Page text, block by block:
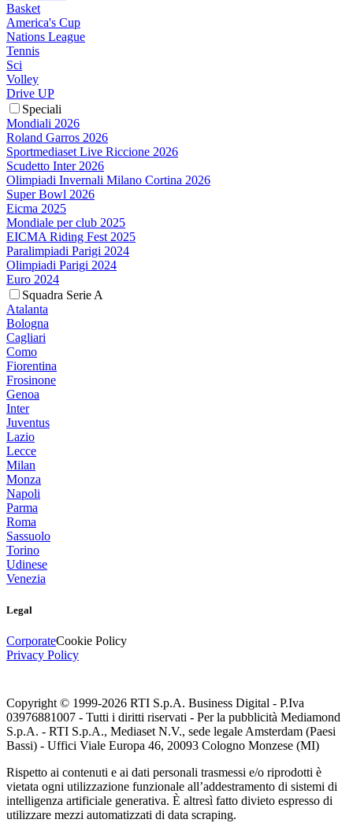
Basket
America's Cup
Nations League
Tennis
Sci
Volley
Drive UP
Speciali
Mondiali 2026
Roland Garros 2026
Sportmediaset Live Riccione 2026
Scudetto Inter 2026
Olimpiadi Invernali Milano Cortina 2026
Super Bowl 2026
Eicma 2025
Mondiale per club 2025
EICMA Riding Fest 2025
Paralimpiadi Parigi 2024
Olimpiadi Parigi 2024
Euro 2024
Squadra Serie A
Atalanta
Bologna
Cagliari
Como
Fiorentina
Frosinone
Genoa
Inter
Juventus
Lazio
Lecce
Milan
Monza
Napoli
Parma
Roma
Sassuolo
Torino
Udinese
Venezia
Legal
CorporateCookie Policy
Privacy Policy
Copyright © 1999-2026 RTI S.p.A. Business Digital - P.Iva
03976881007 - Tutti i diritti riservati - Per la pubblicità Mediamond
S.p.A. - RTI S.p.A., Mediaset N.V., sede legale Amsterdam (Paesi
Bassi) - Uffici Viale Europa 46, 20093 Cologno Monzese (MI)
Rispetto ai contenuti e ai dati personali trasmessi e/o riprodotti è
vietata ogni utilizzazione funzionale all’addestramento di sistemi di
intelligenza artificiale generativa. È altresì fatto divieto espresso di
utilizzare mezzi automatizzati di data scraping.